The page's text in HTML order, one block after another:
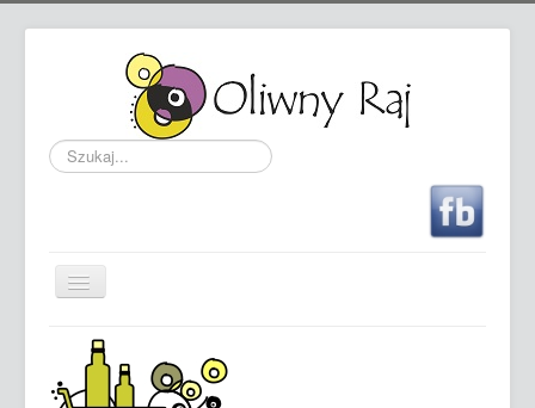
Szukaj...
Przełącz
nawigację
Sklep - sprzedaż hiszpańskiej oliwy